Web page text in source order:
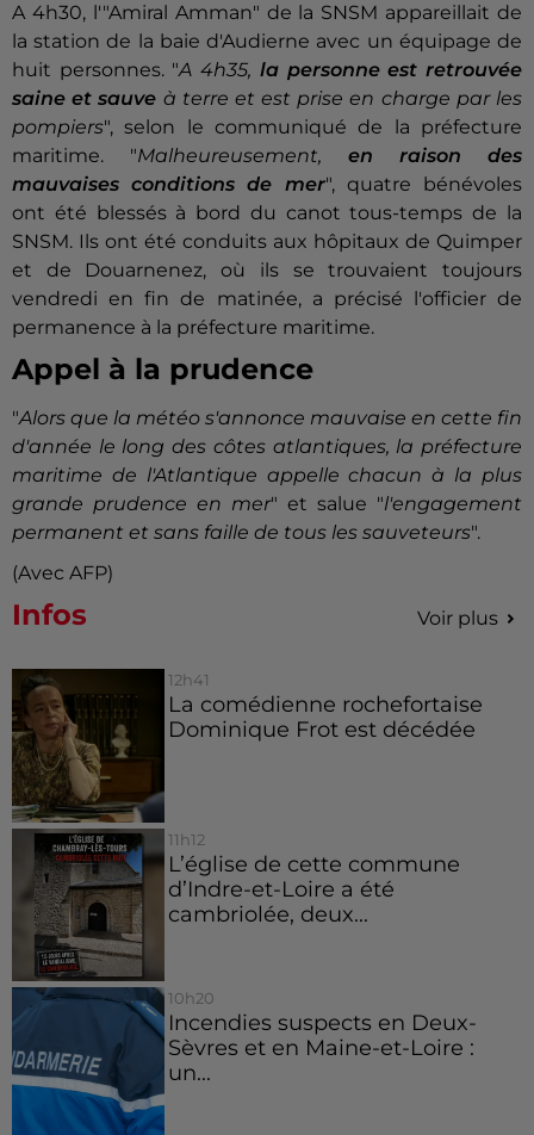
A 4h30, l'"Amiral Amman" de la SNSM appareillait de
la station de la baie d'Audierne avec un équipage de
huit personnes. "A 4h35, la personne est retrouvée
saine et sauve à terre et est prise en charge par les
pompiers", selon le communiqué de la préfecture
maritime. "Malheureusement, en raison des
mauvaises conditions de mer", quatre bénévoles
ont été blessés à bord du canot tous-temps de la
SNSM. Ils ont été conduits aux hôpitaux de Quimper
et de Douarnenez, où ils se trouvaient toujours
vendredi en fin de matinée, a précisé l'officier de
permanence à la préfecture maritime.
Appel à la prudence
"Alors que la météo s'annonce mauvaise en cette fin
d'année le long des côtes atlantiques, la préfecture
maritime de l'Atlantique appelle chacun à la plus
grande prudence en mer" et salue "l'engagement
permanent et sans faille de tous les sauveteurs".
(Avec AFP)
Infos Voir plus
12h41
La comédienne rochefortaise
Dominique Frot est décédée
11h12
L’église de cette commune
d’Indre-et-Loire a été
cambriolée, deux...
10h20
Incendies suspects en Deux-
Sèvres et en Maine-et-Loire :
un...